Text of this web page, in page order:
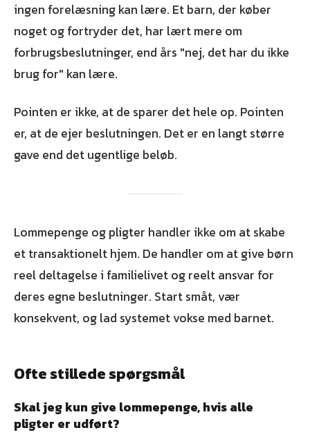
ingen forelæsning kan lære. Et barn, der køber
noget og fortryder det, har lært mere om
forbrugsbeslutninger, end års "nej, det har du ikke
brug for" kan lære.
Pointen er ikke, at de sparer det hele op. Pointen
er, at de ejer beslutningen. Det er en langt større
gave end det ugentlige beløb.
Lommepenge og pligter handler ikke om at skabe
et transaktionelt hjem. De handler om at give børn
reel deltagelse i familielivet og reelt ansvar for
deres egne beslutninger. Start småt, vær
konsekvent, og lad systemet vokse med barnet.
Ofte stillede spørgsmål
Skal jeg kun give lommepenge, hvis alle
pligter er udført?